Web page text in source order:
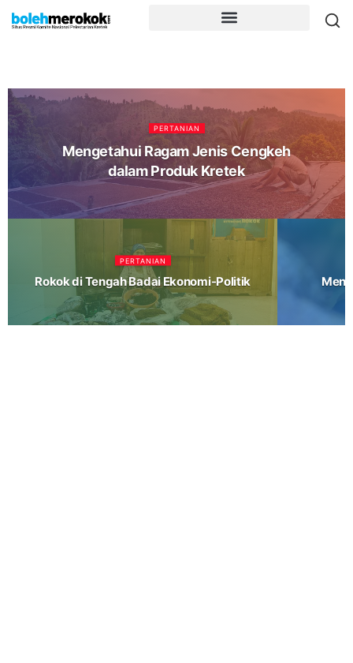
PERTANIAN
Mengetahui Ragam Jenis Cengkeh
dalam Produk Kretek
PERTANIAN
Rokok di Tengah Badai Ekonomi-Politik